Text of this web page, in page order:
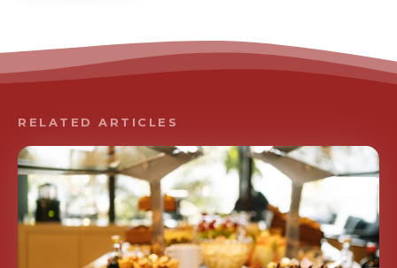
RELATED ARTICLES